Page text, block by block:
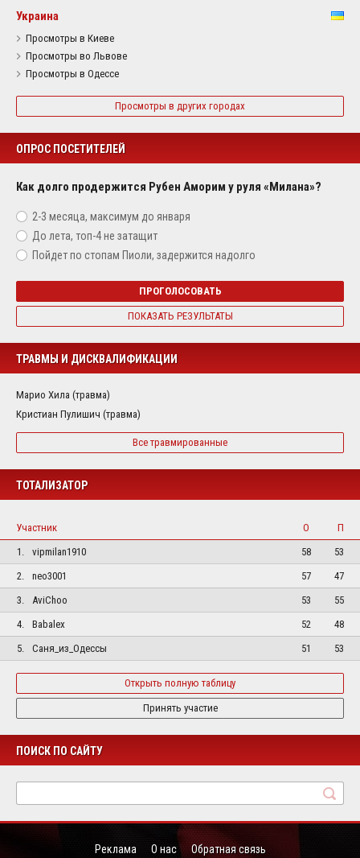
Украина
Просмотры в Киеве
Просмотры во Львове
Просмотры в Одессе
Просмотры в других городах
ОПРОС ПОСЕТИТЕЛЕЙ
Как долго продержится Рубен Аморим у руля «Милана»?
2-3 месяца, максимум до января
До лета, топ-4 не затащит
Пойдет по стопам Пиоли, задержится надолго
ПРОГОЛОСОВАТЬ
ПОКАЗАТЬ РЕЗУЛЬТАТЫ
ТРАВМЫ И ДИСКВАЛИФИКАЦИИ
Марио Хила (травма)
Кристиан Пулишич (травма)
Все травмированные
ТОТАЛИЗАТОР
Участник О
П
1.
vipmilan1910 58
53
2.
neo3001 57
47
3.
AviChoo 53
55
4.
Babalex 52
48
5.
Саня_из_Одессы 51 53
Открыть полную таблицу
Принять участие
ПОИСК ПО САЙТУ
Реклама О нас Обратная связь